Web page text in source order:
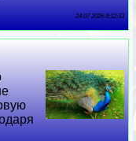
24 07 2026 8:12:33